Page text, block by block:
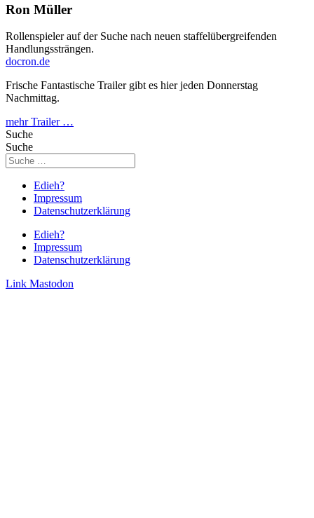
Ron Müller
Rollenspieler auf der Suche nach neuen staffelübergreifenden
Handlungssträngen.
docron.de
Frische Fantastische Trailer gibt es hier jeden Donnerstag
Nachmittag.
mehr Trailer …
Suche
Suche
Edieh?
Impressum
Datenschutzerklärung
Edieh?
Impressum
Datenschutzerklärung
Link Mastodon